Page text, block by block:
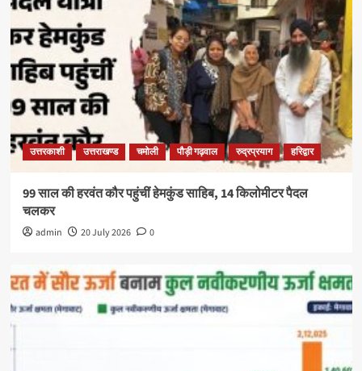
उत्तरकाशी उत्तराखण्ड चमोली पौड़ी गढ़वाल रुद्रप्रयाग हरिद्वार
99 साल की हरवंत कौर पहुंचीं हेमकुंड साहिब, 14 किलोमीटर पैदल
चलकर
admin 20 July 2026 0